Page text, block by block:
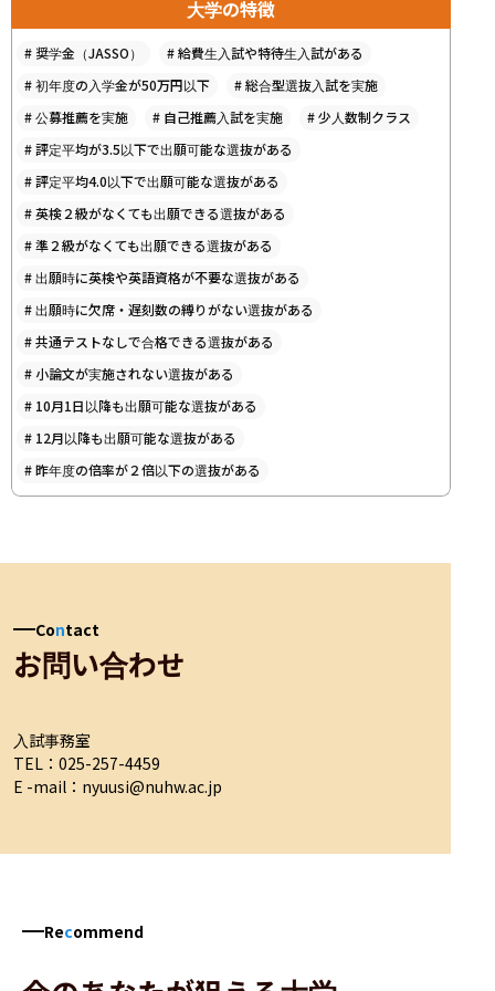
大学の特徴
# 奨学金（JASSO） #給費生入試や特待生入試がある
#初年度の入学金が50万円以下 #総合型選抜入試を実施
#公募推薦を実施 # 自己推薦入試を実施 #少人数制クラス
#評定平均が3.5以下で出願可能な選抜がある
#評定平均4.0以下で出願可能な選抜がある
#英検２級がなくても出願できる選抜がある
#準２級がなくても出願できる選抜がある
#出願時に英検や英語資格が不要な選抜がある
#出願時に欠席・遅刻数の縛りがない選抜がある
#共通テストなしで合格できる選抜がある
# 小論文が実施されない選抜がある
# 10月1日以降も出願可能な選抜がある
# 12月以降も出願可能な選抜がある
#昨年度の倍率が２倍以下の選抜がある
Contact
お問い合わせ
入試事務室
TEL：025-257-4459
E -mail：nyuusi@nuhw.ac.jp
Recommend